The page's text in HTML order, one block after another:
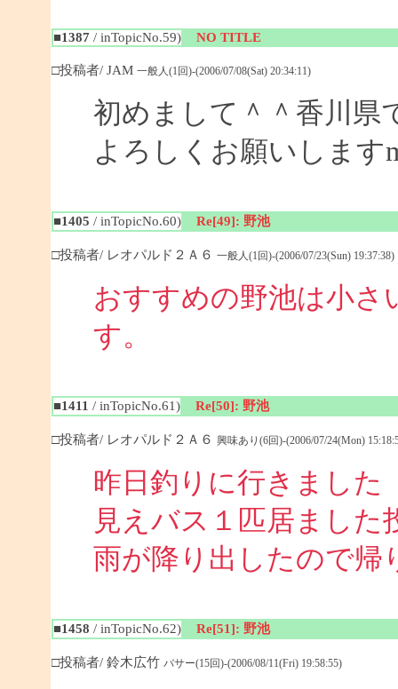
■1387 / inTopicNo.59) NO TITLE
□投稿者/ JAM 一般人(1回)-(2006/07/08(Sat) 20:34:11)
初めまして＾＾香川県
よろしくお願いします
■1405 / inTopicNo.60) Re[49]: 野池
□投稿者/ レオパルド２Ａ６ 一般人(1回)-(2006/07/23(Sun) 19:37:38)
おすすめの野池は小さ
■1411 / inTopicNo.61) Re[50]: 野池
□投稿者/ レオパルド２Ａ６ 興味あり(6回)-(2006/07/24(Mon)
昨日釣りに行きました
見えバス１匹居まし
雨が降り出したので帰
■1458 / inTopicNo.62) Re[51]: 野池
□投稿者/ 鈴木広竹 バサー(15回)-(2006/08/11(Fri) 19:58:55)